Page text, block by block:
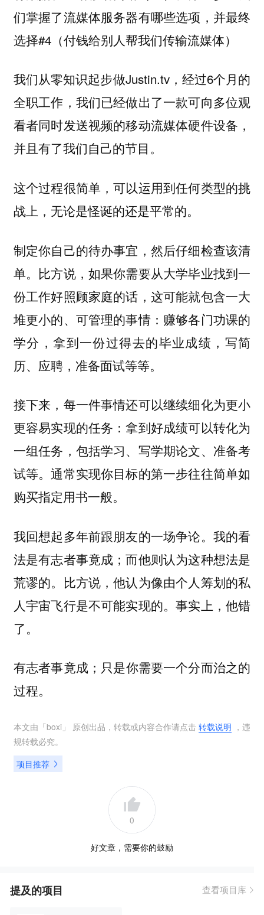
们掌握了流媒体服务器有哪些选项，并最终
选择#4（付钱给别人帮我们传输流媒体）
我们从零知识起步做Justin.tv，经过6个月的
全职工作，我们已经做出了一款可向多位观
看者同时发送视频的移动流媒体硬件设备，
并且有了我们自己的节目。
这个过程很简单，可以运用到任何类型的挑
战上，无论是怪诞的还是平常的。
制定你自己的待办事宜，然后仔细检查该清
单。比方说，如果你需要从大学毕业找到一
份工作好照顾家庭的话，这可能就包含一大
堆更小的、可管理的事情：赚够各门功课的
学分，拿到一份过得去的毕业成绩，写简
历、应聘，准备面试等等。
接下来，每一件事情还可以继续细化为更小
更容易实现的任务：拿到好成绩可以转化为
一组任务，包括学习、写学期论文、准备考
试等。通常实现你目标的第一步往往简单如
购买指定用书一般。
我回想起多年前跟朋友的一场争论。我的看
法是有志者事竟成；而他则认为这种想法是
荒谬的。比方说，他认为像由个人筹划的私
人宇宙飞行是不可能实现的。事实上，他错
了。
有志者事竟成；只是你需要一个分而治之的
过程。
本文由「boxi」 原创出品，转载或内容合作请点击转载说明 ，违
规转载必究。
项目推荐
0
好文章，需要你的鼓励
提及的项目 查看项目库